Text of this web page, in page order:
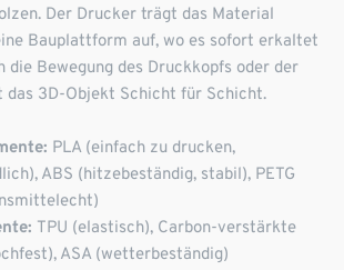
Der Drucker trägt das Material
Bauplattform auf, wo es sofort erkaltet
die Bewegung des Druckkopfs oder der
3D-Objekt Schicht für Schicht.
PLA (einfach zu drucken,
ABS (hitzebeständig, stabil), PETG
TPU (elastisch), Carbon-verstärkte
ASA (wetterbeständig)